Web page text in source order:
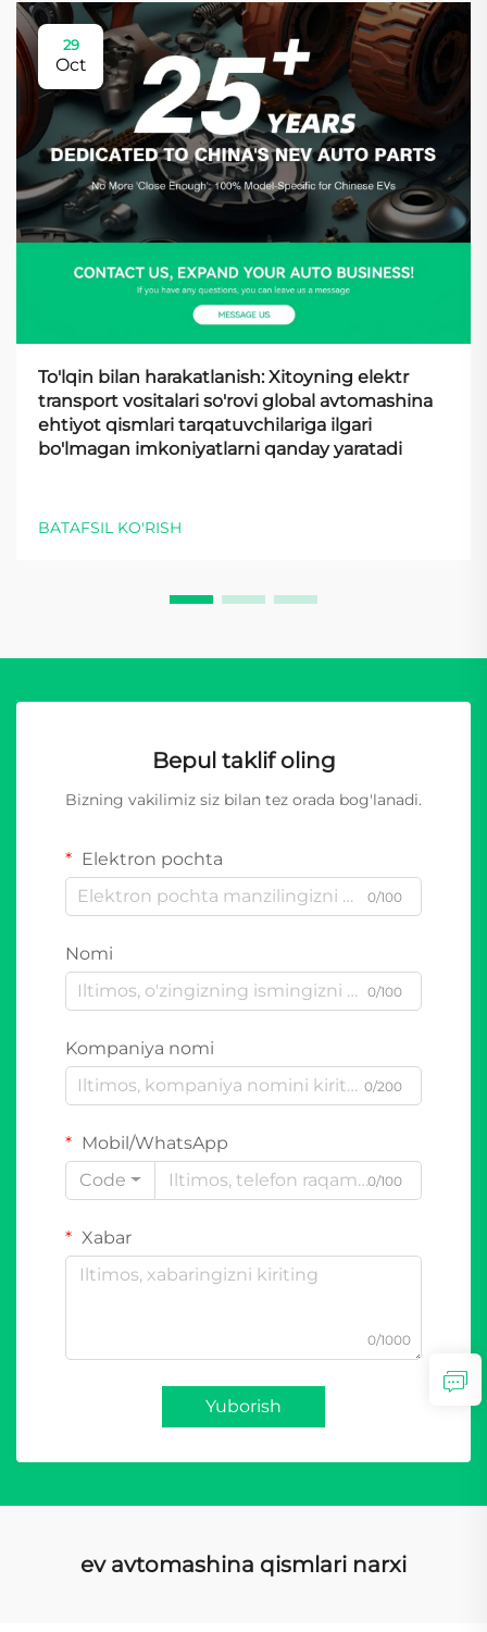
29
Oct
To'lqin bilan harakatlanish: Xitoyning elektr
transport vositalari so'rovi global avtomashina
ehtiyot qismlari tarqatuvchilariga ilgari
bo'lmagan imkoniyatlarni qanday yaratadi
BATAFSIL KO'RISH
Bepul taklif oling
Bizning vakilimiz siz bilan tez orada bog'lanadi.
Elektron pochta
0/100
Nomi
0/100
Kompaniya nomi
0/200
Mobil/WhatsApp
Code
0/100
Xabar
0/1000
Yuborish
ev avtomashina qismlari narxi